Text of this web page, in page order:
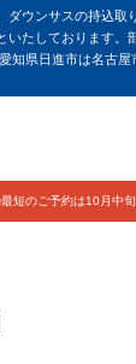
ダウンサスの持込取
いたしております。
知県日進市は名古屋
短のご予約は10月中旬